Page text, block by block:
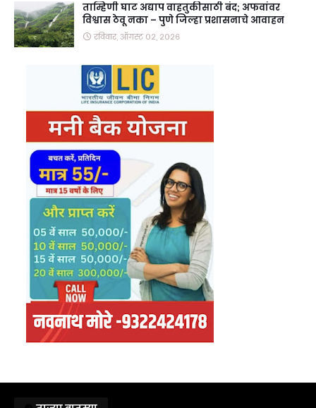
ताम्हिणी घाट अद्याप वाहतुकीसाठी बंद; अफवांवर
विश्वास ठेवू नका – पुणे जिल्हा प्रशासनाचे आवाहन
रविवार, ऑगस्ट ०२, २०२६